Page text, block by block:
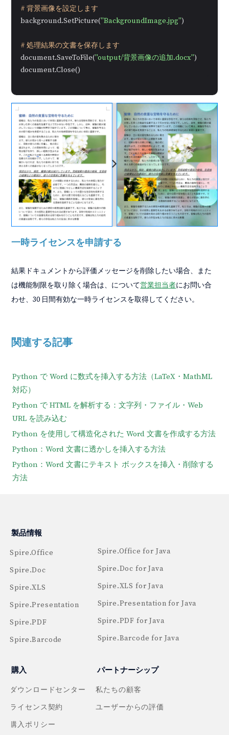
# 背景画像を設定します
background.SetPicture("BackgroundImage.jpg")
# 処理結果の文書を保存します
document.SaveToFile("output/背景画像の追加.docx")
document.Close()
一時ライセンスを申請する
結果ドキュメントから評価メッセージを削除したい場合、また
は機能制限を取り除く場合は、について営業担当者にお問い合
わせ、30 日間有効な一時ライセンスを取得してください。
関連する記事
Python で Word に数式を挿入する方法（LaTeX・MathML
対応）
Python で HTML を解析する：文字列・ファイル・Web
URL を読み込む
Python を使用して構造化された Word 文書を作成する方法
Python：Word 文書に透かしを挿入する方法
Python：Word 文書にテキスト ボックスを挿入・削除する
方法
製品情報
Spire.Office
Spire.Doc
Spire.XLS
Spire.Presentation
Spire.PDF
Spire.Barcode
Spire.Office for Java
Spire.Doc for Java
Spire.XLS for Java
Spire.Presentation for Java
Spire.PDF for Java
Spire.Barcode for Java
購入
ダウンロードセンター
ライセンス契約
購入ポリシー
パートナーシップ
私たちの顧客
ユーザーからの評価